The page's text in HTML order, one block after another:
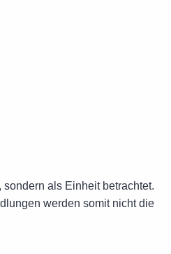
als Einheit betrachtet.
werden somit nicht die